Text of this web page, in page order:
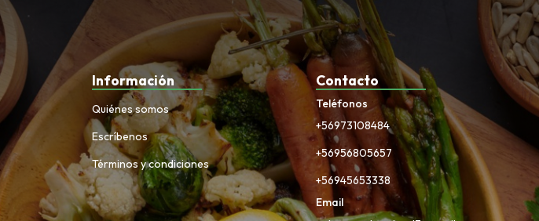
Información
Quiénes somos
Escríbenos
Términos y condiciones
Contacto
Teléfonos
+56973108484
+56956805657
+56945653338
Email